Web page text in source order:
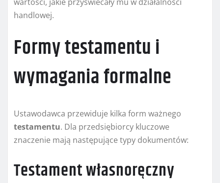
handlowej.
Formy testamentu i
wymagania formalne
Ustawodawca przewiduje kilka form ważnego
testamentu. Dla przedsiębiorcy kluczowe
znaczenie mają następujące typy dokumentów:
Testament własnoręczny